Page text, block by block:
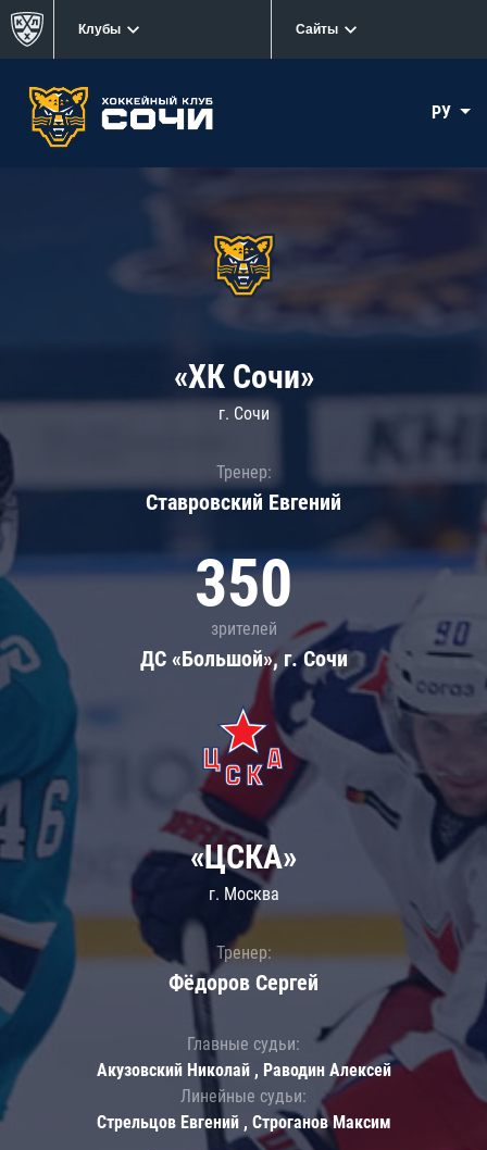
Клубы Сайты
РУ
«ХК Сочи»
г. Сочи
Тренер:
Ставровский Евгений
350
зрителей
ДС «Большой», г. Сочи
«ЦСКА»
г. Москва
Тренер:
Фёдоров Сергей
Главные судьи:
Акузовский Николай , Раводин Алексей
Линейные судьи:
Стрельцов Евгений , Строганов Максим